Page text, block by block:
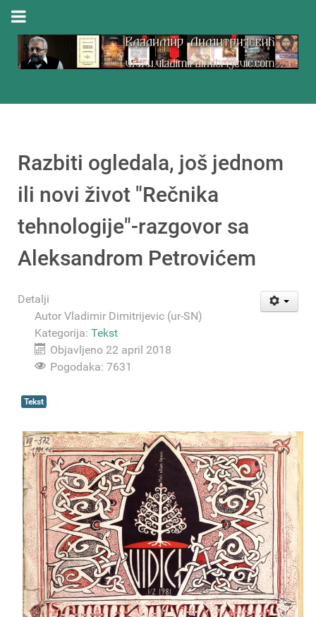
Razbiti ogledala, još jednom
ili novi život "Rečnika
tehnologije"-razgovor sa
Aleksandrom Petrovićem
Detalji
Autor Vladimir Dimitrijevic (ur-SN)
Kategorija: Tekst
Objavljeno 22 april 2018
Pogodaka: 7631
Tekst